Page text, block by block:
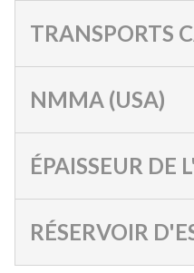
TRANSPORTS
NMMA (USA)
ÉPAISSEUR DE
RÉSERVOIR